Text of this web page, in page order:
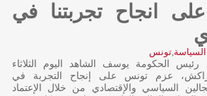
انجاح تجربتنا في
السياسة,تونس
رئيس الحكومة يوسف الشاهد اليوم الثلاثاء
عزم تونس على إنجاح التجربة في
السياسي والإقتصادي من خلال الإعتماد